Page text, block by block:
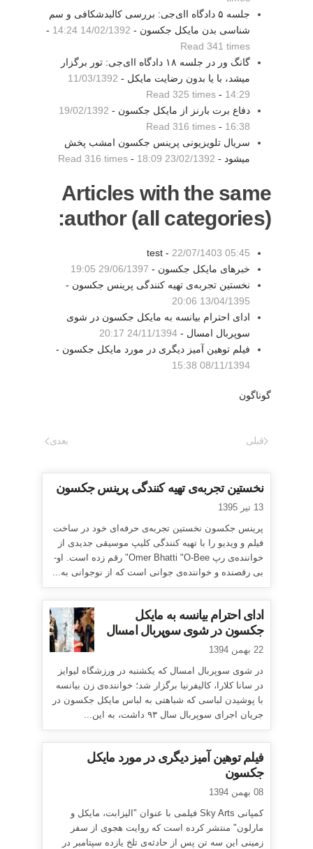
جلسه ۵ دادگاه اای‌جی: بررسی کالبدشکافی و سم
شناسی بدن مایکل جکسون - 14/02/1392 14:24
-
Read 341 times
گانگ ور در جلسه ۱۸ دادگاه اای‌جی: تور برگزار
میشد، با یا بدون رضایت مایکل - 11/03/1392
14:29
-
Read 325 times
دفاع برت بارنز از مایکل جکسون - 19/02/1392
16:38
-
Read 316 times
سریال تلویزیونی پرینس جکسون امشب پخش
میشود - 23/02/1392 18:09
-
Read 316 times
Articles with the same
author (all categories):
test - 22/07/1403 05:45
خبرهای مایکل جکسون - 29/06/1397 19:05
نخستین تجربه‌ی تهیه کنندگی پرینس جکسون -
13/04/1395 20:06
ادای احترام بیانسه به مایکل جکسون در شوی
سوپربال امسال - 24/11/1394 20:17
فیلم توهین آمیز دیگری در مورد مایکل جکسون -
08/11/1394 15:38
گوناگون
قبلی بعدی
نخستین تجربه‌ی تهیه کنندگی پرینس جکسون
13 تیر 1395
پرینس جکسون نخستین تجربه‌ی حرفه‌ای خود در ساخت
فیلم و ویدیو را با تهیه کنندگی کلیپ موسیقی جدیدی از
خواننده‌ی رپ Omer Bhatti "O-Bee" رقم زده است. او-
بی رقصنده و خواننده‌ی جوانی است که از نوجوانی به...
ادای احترام بیانسه به مایکل
جکسون در شوی سوپربال امسال
22 بهمن 1394
در شوی سوپربال امسال که یکشنبه در ورزشگاه لیوایز
در سانا کلارا، کالیفرنیا برگزار شد؛ خواننده‌ی زن بیانسه
با پوشیدن لباسی که شباهتی به لباس مایکل جکسون در
جریان اجرای سوپربال سال ۹۳ داشت، به این...
فیلم توهین آمیز دیگری در مورد مایکل
جکسون
08 بهمن 1394
کمپانی Sky Arts فیلمی با عنوان "الیزابت، مایکل و
مارلون" منتشر کرده است که روایت هجوی از سفر
زمینی این سه تن پس از حادثه‌ی تلخ یازده سپتامبر در